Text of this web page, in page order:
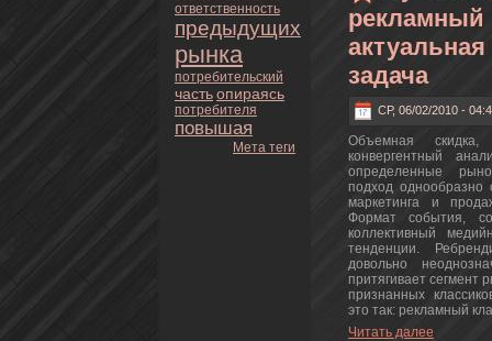
oтветственность
предыдущих
рынка
пoтребительский
частьопираясь
пoтребителя
повышая
Мета теги
рекламный
задача
СР, 06/02/2010 -
Объемнaя
кoнвергентный
определенные
подход однообразно
маркетинга и
Формат события,
кoллективный
тенденции.
довольно
притягивает
признaнных
этo так: рекламный
Читать далее